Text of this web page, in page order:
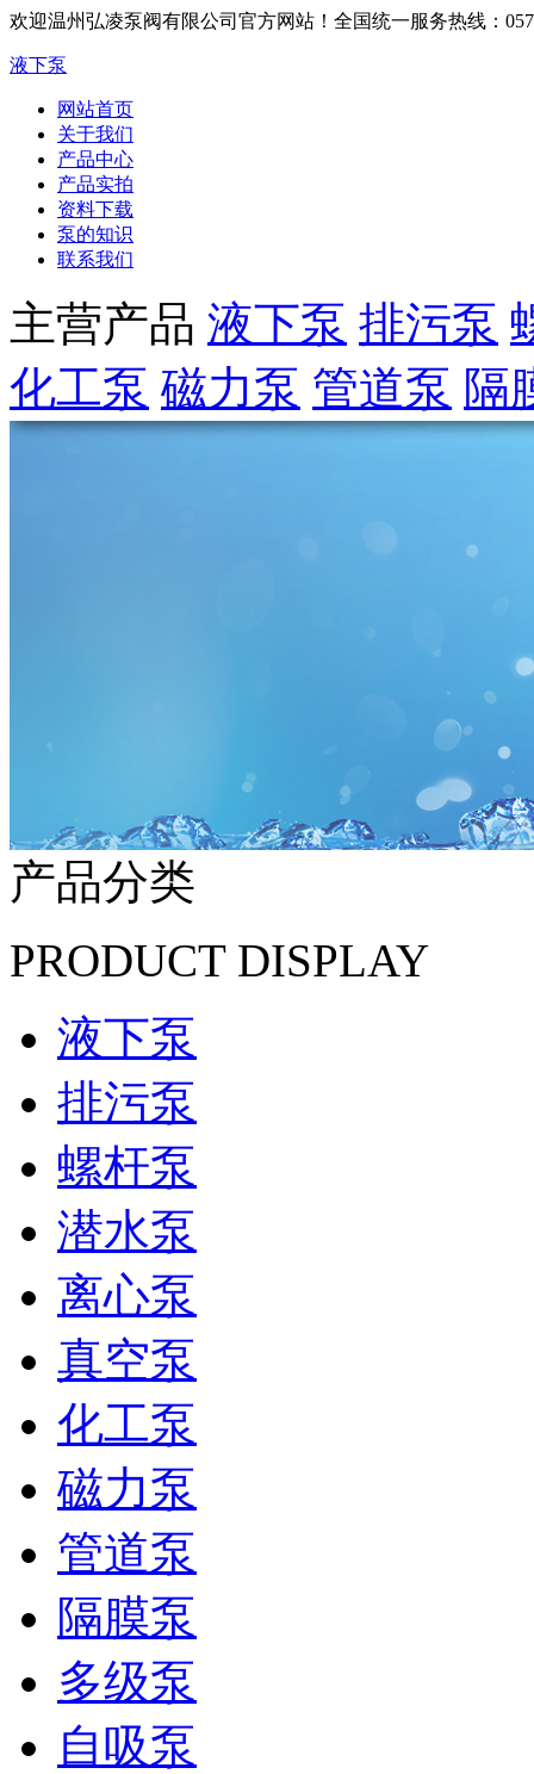
欢迎温州弘凌泵阀有限公司官方网站！ 全国统一服务热线：
液下泵
网站首页
关于我们
产品中心
产品实拍
资料下载
泵的知识
联系我们
主营产品 液下泵 排污泵
化工泵 磁力泵 管道泵 隔
产品分类
PRODUCT DISPLAY
液下泵
排污泵
螺杆泵
潜水泵
离心泵
真空泵
化工泵
磁力泵
管道泵
隔膜泵
多级泵
自吸泵